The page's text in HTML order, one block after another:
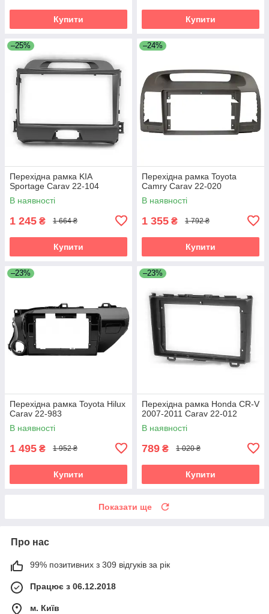
Купити Купити
–25%
Перехідна рамка KIA
Sportage Carav 22-104
В наявності
1 245 ₴ 1 664 ₴
Купити
–24%
Перехідна рамка Toyota
Camry Carav 22-020
В наявності
1 355 ₴ 1 792 ₴
Купити
–23%
Перехідна рамка Toyota Hilux
Carav 22-983
В наявності
1 495 ₴ 1 952 ₴
Купити
–23%
Перехідна рамка Honda CR-V
2007-2011 Carav 22-012
В наявності
789 ₴ 1 020 ₴
Купити
Показати ще
Про нас
99% позитивних з 309 відгуків за рік
Працює з 06.12.2018
м. Київ